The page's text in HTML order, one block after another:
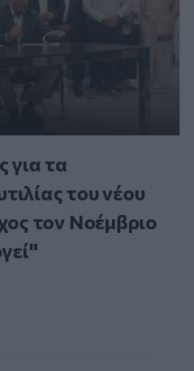
για τα
του νέου
τον Νοέμβριο